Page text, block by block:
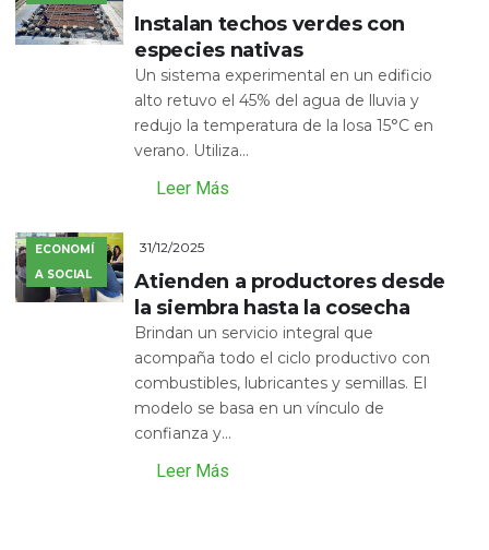
Instalan techos verdes con
especies nativas
Un sistema experimental en un edificio
alto retuvo el 45% del agua de lluvia y
redujo la temperatura de la losa 15°C en
verano. Utiliza...
Leer Más
ECONOMÍ
A SOCIAL
31/12/2025
Atienden a productores desde
la siembra hasta la cosecha
Brindan un servicio integral que
acompaña todo el ciclo productivo con
combustibles, lubricantes y semillas. El
modelo se basa en un vínculo de
confianza y...
Leer Más